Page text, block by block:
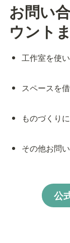
お問い
ウント
工作室を使
スペースを
ものづくり
その他お問
公